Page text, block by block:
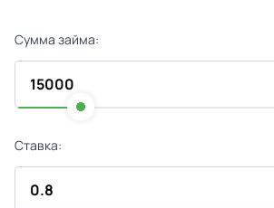
Сумма займа:
Ставка: